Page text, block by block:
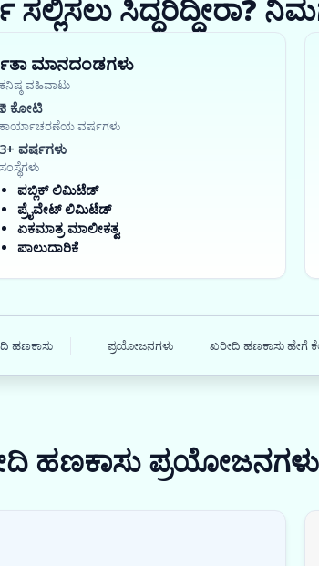
ಸಲ್ಲಿಸಲು ಸಿದ್ಧರಿದ್ದೀರಾ?
ಮಾನದಂಡಗಳು
ಕನಿಷ್ಠ ವಹಿವಾಟು
₹3 ಕೋಟಿ
ಕಾರ್ಯಾಚರಣೆಯ ವರ್ಷಗಳು
3+ ವರ್ಷಗಳು
ಸಂಸ್ಥೆಗಳು
ಪಬ್ಲಿಕ್ ಲಿಮಿಟೆಡ್
ಪ್ರೈವೇಟ್ ಲಿಮಿಟೆಡ್
ಏಕಮಾತ್ರ ಮಾಲೀಕತ್ವ
ಪಾಲುದಾರಿಕೆ
ಹಣಕಾಸು ಪ್ರಯೋಜನಗಳು ಖರೀದಿ ಹಣಕಾಸು ಹೇಗೆ
ಹಣಕಾಸು ಪ್ರಯೋಜನಗಳು